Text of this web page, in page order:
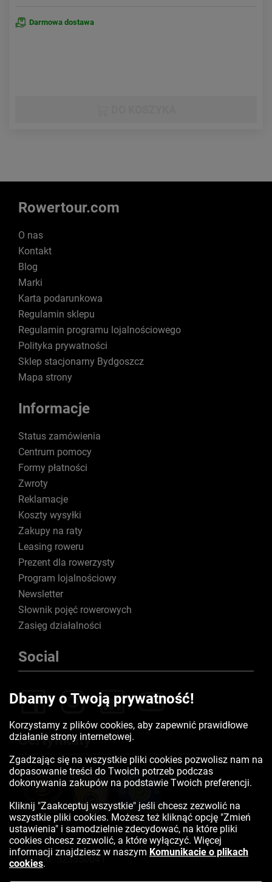
Darmowa dostawa
Rowertour.com
O nas
Kontakt
Blog
Marki
Karta podarunkowa
Regulamin sklepu
Regulamin programu lojalnościowego
Polityka prywatności
Sklep stacjonarny Bydgoszcz
Mapa strony
Informacje
Status zamówienia
Centrum pomocy
Formy płatności
Zwroty
Reklamacje
Koszty wysyłki
Zakupy na raty
Leasing roweru
Prezent dla rowerzysty
Program lojalnościowy
Newsletter
Słownik pojęć rowerowych
Zasięg działalności
Social
Certyfikaty
Kontakt:523350041
Dbamy o Twoją prywatność!
Korzystamy z plików cookies, aby zapewnić prawidłowe
działanie strony internetowej.
Zgadzając się na wszystkie pliki cookies pozwolisz nam na
dopasowanie treści do Twoich potrzeb podczas
dokonywania zakupów na podstawie Twoich preferencji.
Kliknij "Zaakceptuj wszystkie" jeśli chcesz zezwolić na
wszystkie pliki cookies. Możesz też kliknąć opcję "Zmień
ustawienia" i samodzielnie zdecydować, na które pliki
cookies chcesz zezwolić, a które wyłączyć. Więcej
informacji znajdziesz w naszym Komunikacie o plikach
cookies.